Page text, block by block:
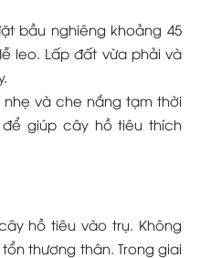
bầu nghiêng khoảng 45
leo. Lấp đất vừa phải và
và che nắng tạm thời
giúp cây hồ tiêu thích
hồ tiêu vào trụ. Không
thương thân. Trong giai